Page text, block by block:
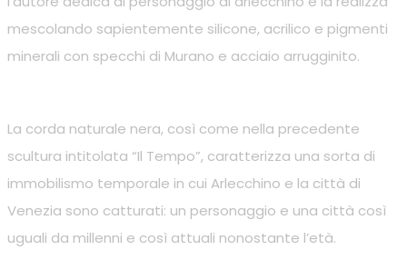
mescolando sapientemente silicone, acrilico e pigmenti
minerali con specchi di Murano e acciaio arrugginito.
La corda naturale nera, così come nella precedente
scultura intitolata “Il Tempo”, caratterizza una sorta di
immobilismo temporale in cui Arlecchino e la città di
Venezia sono catturati: un personaggio e una città così
uguali da millenni e così attuali nonostante l’età.